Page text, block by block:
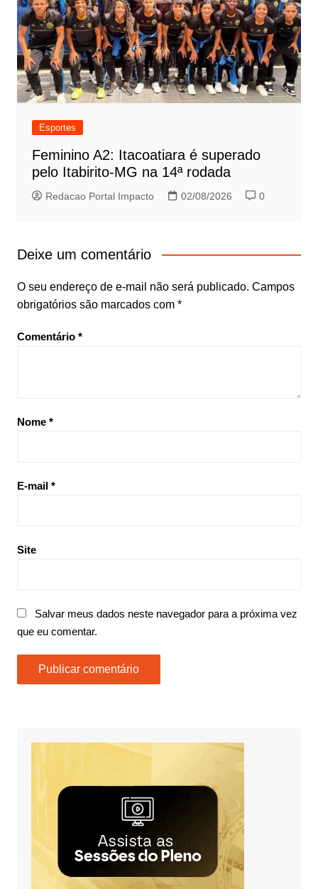
Esportes
Feminino A2: Itacoatiara é superado
pelo Itabirito-MG na 14ª rodada
Redacao Portal Impacto 02/08/2026 0
Deixe um comentário
O seu endereço de e-mail não será publicado. Campos
obrigatórios são marcados com *
Comentário *
Nome *
E-mail *
Site
Salvar meus dados neste navegador para a próxima vez
que eu comentar.